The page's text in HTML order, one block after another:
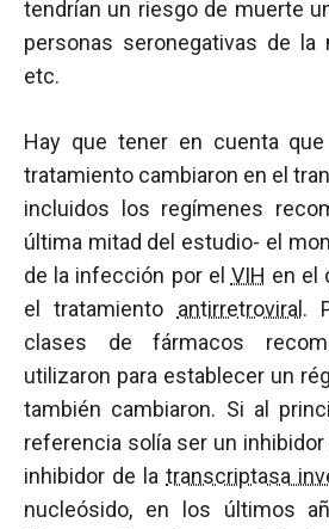
tendrían un riesgo de muerte
personas seronegativas de la
etc.
Hay que tener en cuenta
tratamiento cambiaron en el
incluidos los regímenes
última mitad del estudio- el
de la infección por el VIH en el
el tratamiento antirretroviral .
clases de fármacos
utilizaron para establecer un
también cambiaron. Si al
referencia solía ser un inhibidor
inhibidor de la transcriptasa
nucleósido, en los últimos